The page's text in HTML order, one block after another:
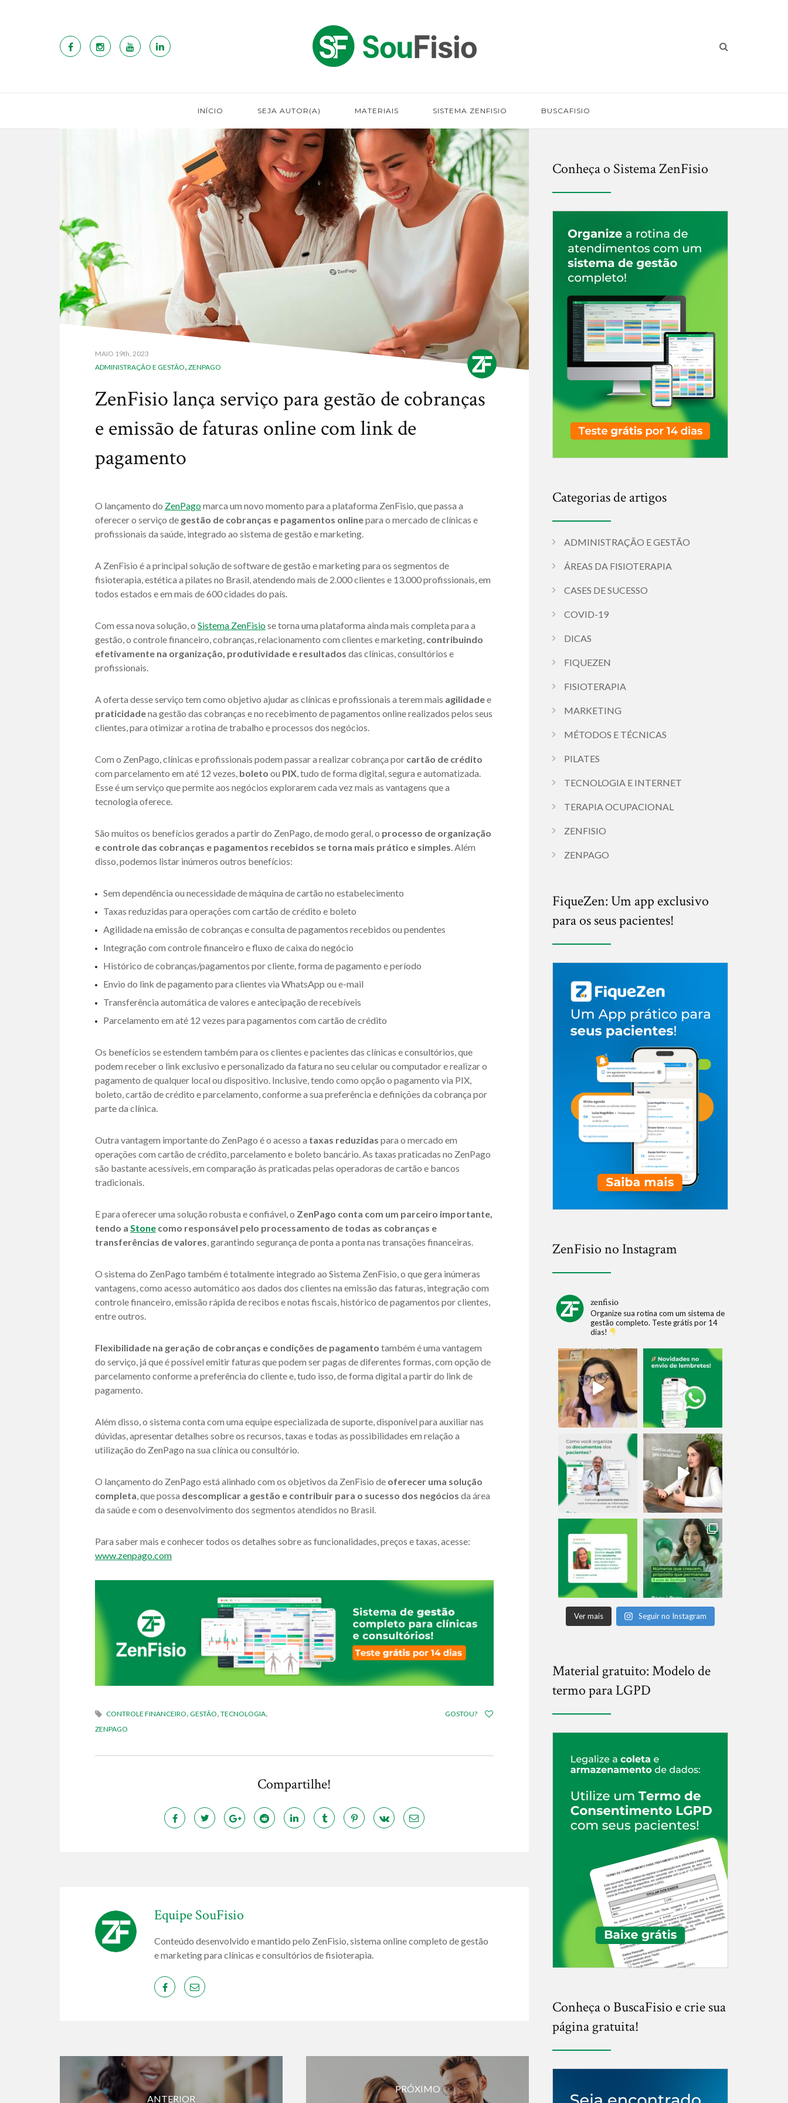
INÍCIO SEJA AUTOR(A) MATERIAIS SISTEMA ZENFISIO BUSCAFISIO
MAIO 19th, 2023
ADMINISTRAÇÃO E GESTÃO, ZENPAGO
ZenFisio lança serviço para gestão de cobranças
e emissão de faturas online com link de
pagamento
O lançamento do ZenPagomarca um novo momento para a plataforma ZenFisio, que passa a
oferecer o serviço de gestão de cobranças e pagamentos onlinepara o mercado de clínicas e
profissionais da saúde, integrado ao sistema de gestão e marketing.
A ZenFisio é a principal solução de software de gestão e marketing para os segmentos de
fisioterapia, estética a pilates no Brasil, atendendo mais de 2.000 clientes e 13.000 profissionais, em
todos estados e em mais de 600 cidades do país.
Com essa nova solução, o Sistema ZenFisiose torna uma plataforma ainda mais completa para a
gestão, o controle financeiro, cobranças, relacionamento com clientes e marketing, contribuindo
efetivamente na organização, produtividade e resultados das clínicas, consultórios e
profissionais.
A oferta desse serviço tem como objetivo ajudar as clínicas e profissionais a terem mais agilidadee
praticidadena gestão das cobranças e no recebimento de pagamentos online realizados pelos seus
clientes, para otimizar a rotina de trabalho e processos dos negócios.
Com o ZenPago, clínicas e profissionais podem passar a realizar cobrança por cartão de crédito
com parcelamento em até 12 vezes, boleto ou PIX, tudo de forma digital, segura e automatizada.
Esse é um serviço que permite aos negócios explorarem cada vez mais as vantagens que a
tecnologia oferece.
São muitos os benefícios gerados a partir do ZenPago, de modo geral, o processo de organização
e controle das cobranças e pagamentos recebidos se torna mais prático e simples. Além
disso, podemos listar inúmeros outros benefícios:
Sem dependência ou necessidade de máquina de cartão no estabelecimento
Taxas reduzidas para operações com cartão de crédito e boleto
Agilidade na emissão de cobranças e consulta de pagamentos recebidos ou pendentes
Integração com controle financeiro e fluxo de caixa do negócio
Histórico de cobranças/pagamentos por cliente, forma de pagamento e período
Envio do link de pagamento para clientes via WhatsApp ou e-mail
Transferência automática de valores e antecipação de recebíveis
Parcelamento em até 12 vezes para pagamentos com cartão de crédito
Os benefícios se estendem também para os clientes e pacientes das clínicas e consultórios, que
podem receber o link exclusivo e personalizado da fatura no seu celular ou computador e realizar o
pagamento de qualquer local ou dispositivo. Inclusive, tendo como opção o pagamento via PIX,
boleto, cartão de crédito e parcelamento, conforme a sua preferência e definições da cobrança por
parte da clínica.
Outra vantagem importante do ZenPago é o acesso a taxas reduzidas para o mercado em
operações com cartão de crédito, parcelamento e boleto bancário. As taxas praticadas no ZenPago
são bastante acessíveis, em comparação às praticadas pelas operadoras de cartão e bancos
tradicionais.
E para oferecer uma solução robusta e confiável, o ZenPago conta com um parceiro importante,
tendo a Stone como responsável pelo processamento de todas as cobranças e
transferências de valores, garantindo segurança de ponta a ponta nas transações financeiras.
O sistema do ZenPago também é totalmente integrado ao Sistema ZenFisio, o que gera inúmeras
vantagens, como acesso automático aos dados dos clientes na emissão das faturas, integração com
controle financeiro, emissão rápida de recibos e notas fiscais, histórico de pagamentos por clientes,
entre outros.
Flexibilidade na geração de cobranças e condições de pagamento também é uma vantagem
do serviço, já que é possível emitir faturas que podem ser pagas de diferentes formas, com opção de
parcelamento conforme a preferência do cliente e, tudo isso, de forma digital a partir do link de
pagamento.
Além disso, o sistema conta com uma equipe especializada de suporte, disponível para auxiliar nas
dúvidas, apresentar detalhes sobre os recursos, taxas e todas as possibilidades em relação a
utilização do ZenPago na sua clínica ou consultório.
O lançamento do ZenPago está alinhado com os objetivos da ZenFisio de oferecer uma solução
completa, que possa descomplicar a gestão e contribuir para o sucesso dos negócios da área
da saúde e com o desenvolvimento dos segmentos atendidos no Brasil.
Para saber mais e conhecer todos os detalhes sobre as funcionalidades, preços e taxas, acesse:
www.zenpago.com
CONTROLE FINANCEIRO, GESTÃO, TECNOLOGIA,
ZENPAGO
GOSTOU?
Compartilhe!
Equipe SouFisio
Conteúdo desenvolvido e mantido pelo ZenFisio, sistema online completo de gestão
e marketing para clínicas e consultórios de fisioterapia.
ANTERIOR
PRÓXIMO
Conheça o Sistema ZenFisio
Categorias de artigos
ADMINISTRAÇÃO E GESTÃO
ÁREAS DA FISIOTERAPIA
CASES DE SUCESSO
COVID-19
DICAS
FIQUEZEN
FISIOTERAPIA
MARKETING
MÉTODOS E TÉCNICAS
PILATES
TECNOLOGIA E INTERNET
TERAPIA OCUPACIONAL
ZENFISIO
ZENPAGO
FiqueZen: Um app exclusivo
para os seus pacientes!
ZenFisio no Instagram
zenfisio
Organize sua rotina com um sistema de
gestão completo. Teste grátis por 14
dias!
Ver mais Seguir no Instagram
Material gratuito: Modelo de
termo para LGPD
Conheça o BuscaFisio e crie sua
página gratuita!